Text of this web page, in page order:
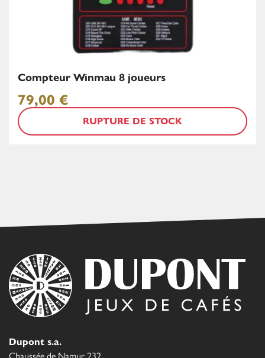
Compteur Winmau 8 joueurs
79,00 €
RUPTURE DE STOCK
Dupont s.a.
Chaussée de Namur 232